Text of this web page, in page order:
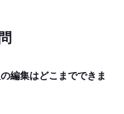
編集はどこまでできま